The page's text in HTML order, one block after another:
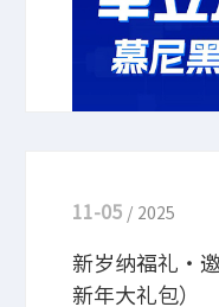
11-05 / 2025
新岁纳福礼・
新年大礼包）